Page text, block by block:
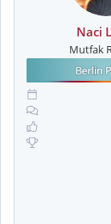
Naci
Mutfak